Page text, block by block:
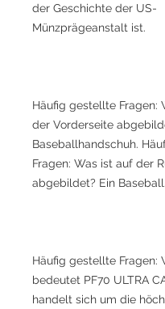
der Geschichte der US-
Münzprägeanstalt ist.
Häufig gestellte Fragen:
der Vorderseite
Baseballhandschuh.
Fragen: Was ist auf der
abgebildet? Ein Baseball.
Häufig gestellte Fragen:
bedeutet PF70 ULTRA
handelt sich um die